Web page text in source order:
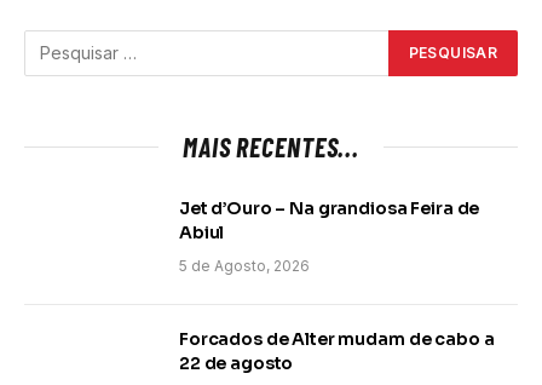
MAIS RECENTES...
Jet d’Ouro – Na grandiosa Feira de
Abiul
5 de Agosto, 2026
Forcados de Alter mudam de cabo a
22 de agosto